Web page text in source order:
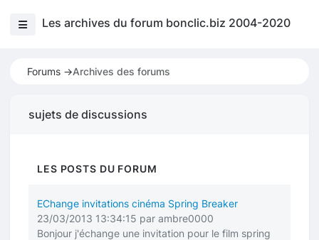
Les archives du forum bonclic.biz 2004-2020
Forums ->Archives des forums
sujets de discussions
LES POSTS DU FORUM
EChange invitations cinéma Spring Breaker
23/03/2013 13:34:15 par ambre0000
Bonjour j'échange une invitation pour le film spring